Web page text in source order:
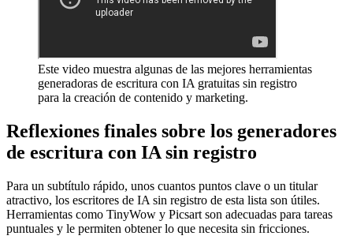
Este video muestra algunas de las mejores herramientas
generadoras de escritura con IA gratuitas sin registro
para la creación de contenido y marketing.
Reflexiones finales sobre los generadores
de escritura con IA sin registro
Para un subtítulo rápido, unos cuantos puntos clave o un titular
atractivo, los escritores de IA sin registro de esta lista son útiles.
Herramientas como TinyWow y Picsart son adecuadas para tareas
puntuales y le permiten obtener lo que necesita sin fricciones.